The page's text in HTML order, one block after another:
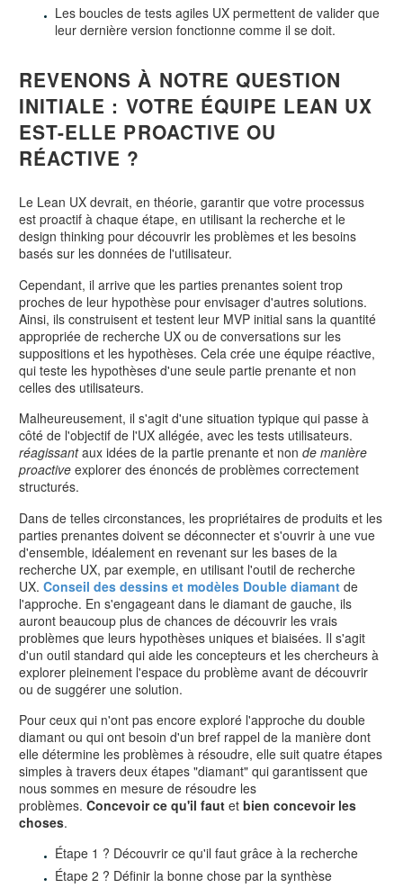
Les boucles de tests agiles UX permettent de valider que
leur dernière version fonctionne comme il se doit.
REVENONS À NOTRE QUESTION
INITIALE : VOTRE ÉQUIPE LEAN UX
EST-ELLE PROACTIVE OU
RÉACTIVE ?
Le Lean UX devrait, en théorie, garantir que votre processus
est proactif à chaque étape, en utilisant la recherche et le
design thinking pour découvrir les problèmes et les besoins
basés sur les données de l'utilisateur.
Cependant, il arrive que les parties prenantes soient trop
proches de leur hypothèse pour envisager d'autres solutions.
Ainsi, ils construisent et testent leur MVP initial sans la quantité
appropriée de recherche UX ou de conversations sur les
suppositions et les hypothèses. Cela crée une équipe réactive,
qui teste les hypothèses d'une seule partie prenante et non
celles des utilisateurs.
Malheureusement, il s'agit d'une situation typique qui passe à
côté de l'objectif de l'UX allégée, avec les tests utilisateurs.
réagissantaux idées de la partie prenante et non de manière
proactive explorer des énoncés de problèmes correctement
structurés.
Dans de telles circonstances, les propriétaires de produits et les
parties prenantes doivent se déconnecter et s'ouvrir à une vue
d'ensemble, idéalement en revenant sur les bases de la
recherche UX, par exemple, en utilisant l'outil de recherche
UX. Conseil des dessins et modèles Double diamant de
l'approche. En s'engageant dans le diamant de gauche, ils
auront beaucoup plus de chances de découvrir les vrais
problèmes que leurs hypothèses uniques et biaisées. Il s'agit
d'un outil standard qui aide les concepteurs et les chercheurs à
explorer pleinement l'espace du problème avant de découvrir
ou de suggérer une solution.
Pour ceux qui n'ont pas encore exploré l'approche du double
diamant ou qui ont besoin d'un bref rappel de la manière dont
elle détermine les problèmes à résoudre, elle suit quatre étapes
simples à travers deux étapes "diamant" qui garantissent que
nous sommes en mesure de résoudre les
problèmes. Concevoir ce qu'il faut et bien concevoir les
choses.
Étape 1 ? Découvrir ce qu'il faut grâce à la recherche
Étape 2 ? Définir la bonne chose par la synthèse